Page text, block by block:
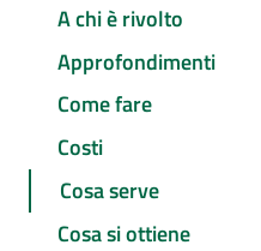
A chi è rivolto
Approfondimenti
Come fare
Costi
Cosa serve
Cosa si ottiene